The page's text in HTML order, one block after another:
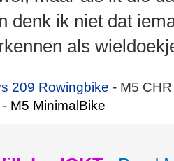
denk ik niet dat
als
209 Rowingbike- M5
- M5 MinimalBike